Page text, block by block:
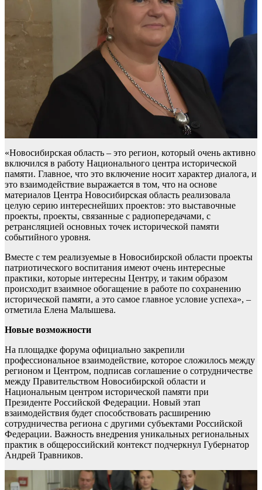
«Новосибирская область – это регион, который очень активно
включился в работу Национального центра исторической
памяти. Главное, что это включение носит характер диалога, и
это взаимодействие выражается в том, что на основе
материалов Центра Новосибирская область реализовала
целую серию интереснейших проектов: это выставочные
проекты, проекты, связанные с радиопередачами, с
ретрансляцией основных точек исторической памяти
событийного уровня.
Вместе с тем реализуемые в Новосибирской области проекты
патриотического воспитания имеют очень интересные
практики, которые интересны Центру, и таким образом
происходит взаимное обогащение в работе по сохранению
исторической памяти, а это самое главное условие успеха», –
отметила Елена Малышева.
Новые возможности
На площадке форума официально закрепили
профессиональное взаимодействие, которое сложилось между
регионом и Центром, подписав соглашение о сотрудничестве
между Правительством Новосибирской области и
Национальным центром исторической памяти при
Президенте Российской Федерации. Новый этап
взаимодействия будет способствовать расширению
сотрудничества региона с другими субъектами Российской
Федерации. Важность внедрения уникальных региональных
практик в общероссийский контекст подчеркнул Губернатор
Андрей Травников.